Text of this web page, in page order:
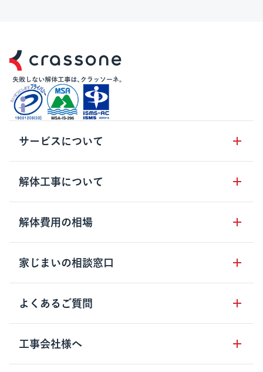
サービスについて
サービスの流れ
サービスのメリット
クラッソーネの自治体連携
お客さまの声
空き家の処分を検討のお客様へ
解体工事について
解体工事の基礎知識
解体工事に関わる法律
用語集
解体費用の相場
木造住宅の相場
鉄骨造住宅の相場
RC造住宅の相場
家じまいの相談窓口
家じまいの相談窓口
よくあるご質問
クラッソーネの利用方法
工事の進め方
工事会社様へ